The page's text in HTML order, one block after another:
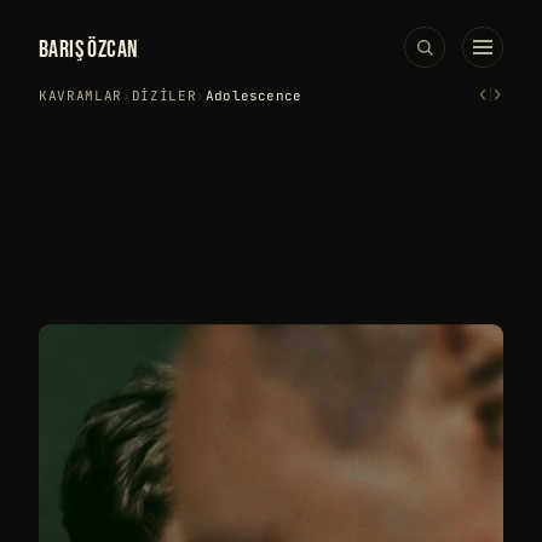
BARIŞ ÖZCAN
KAVRAMLAR › DIZILER › Adolescence ‹›